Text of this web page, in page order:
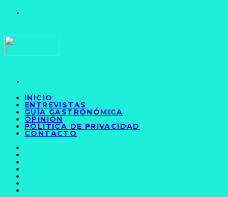
INICIO
ENTREVISTAS
GUÍA GASTRONÓMICA
OPINIÓN
POLÍTICA DE PRIVACIDAD
CONTACTO